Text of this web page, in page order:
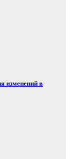
изменений в